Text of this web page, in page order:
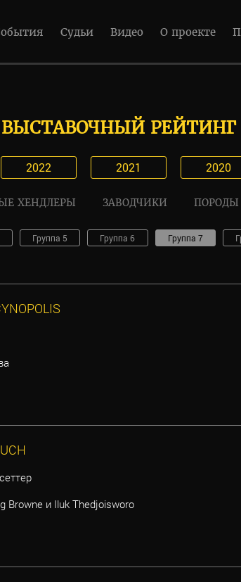
Судьи Видео О проекте
РЕЙТИНГ
2022 2021 2020
ХЕНДЛЕРЫ ЗАВОДЧИКИ ПОРОДЫ
Группа 5 Группа 6 Группа 7
Browne и Iluk Thedjoisworo